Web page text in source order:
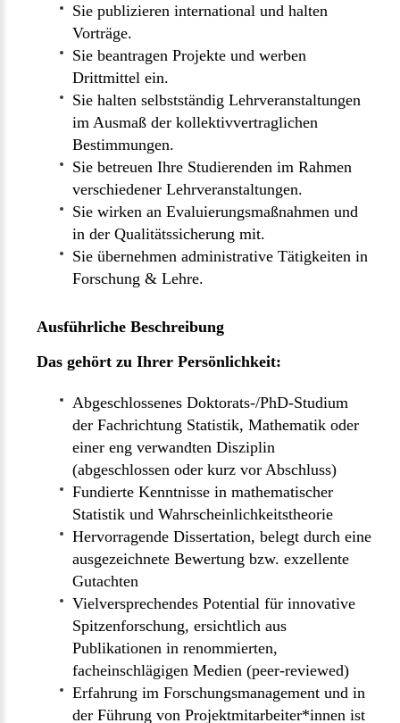
Sie publizieren international und halten
Vorträge.
Sie beantragen Projekte und werben
Drittmittel ein.
Sie halten selbstständig Lehrveranstaltungen
im Ausmaß der kollektivvertraglichen
Bestimmungen.
Sie betreuen Ihre Studierenden im Rahmen
verschiedener Lehrveranstaltungen.
Sie wirken an Evaluierungsmaßnahmen und
in der Qualitätssicherung mit.
Sie übernehmen administrative Tätigkeiten in
Forschung & Lehre.
Ausführliche Beschreibung
Das gehört zu Ihrer Persönlichkeit:
Abgeschlossenes Doktorats-/PhD-Studium
der Fachrichtung Statistik, Mathematik oder
einer eng verwandten Disziplin
(abgeschlossen oder kurz vor Abschluss)
Fundierte Kenntnisse in mathematischer
Statistik und Wahrscheinlichkeitstheorie
Hervorragende Dissertation, belegt durch eine
ausgezeichnete Bewertung bzw. exzellente
Gutachten
Vielversprechendes Potential für innovative
Spitzenforschung, ersichtlich aus
Publikationen in renommierten,
facheinschlägigen Medien (peer-reviewed)
Erfahrung im Forschungsmanagement und in
der Führung von Projektmitarbeiter*innen ist